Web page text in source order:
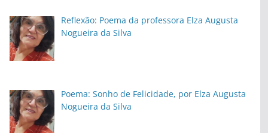
Reflexão: Poema da professora Elza Augusta
Nogueira da Silva
Poema: Sonho de Felicidade, por Elza Augusta
Nogueira da Silva